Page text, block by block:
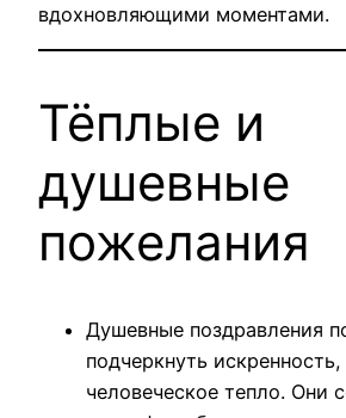
вдохновляющими моментами.
Тёплые и
душевные
пожелания
Душевные поздравления
подчеркнуть
человеческое тепло. Они